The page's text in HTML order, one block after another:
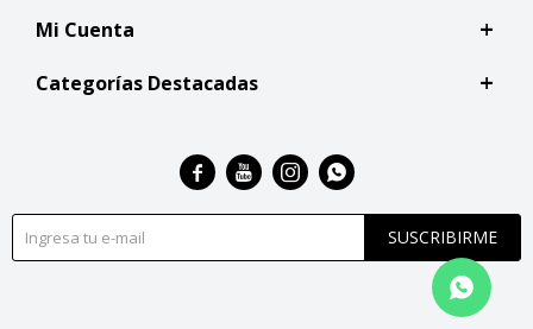
Mi Cuenta
Categorías Destacadas
SUSCRIBIRME
   